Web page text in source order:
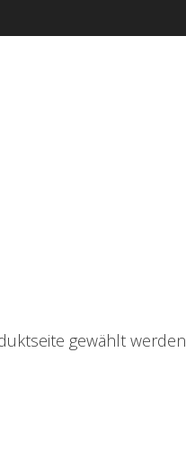
gewählt werden